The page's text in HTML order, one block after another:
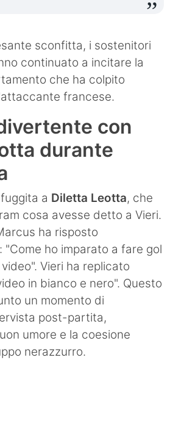
sconfitta, i sostenitori
continuato a incitare la
che ha colpito
francese.
con
durante
a Diletta Leotta, che
cosa avesse detto a Vieri.
ha risposto
"Come ho imparato a fare gol
Vieri ha replicato
in bianco e nero". Questo
un momento di
post-partita,
umore e la coesione
nerazzurro.